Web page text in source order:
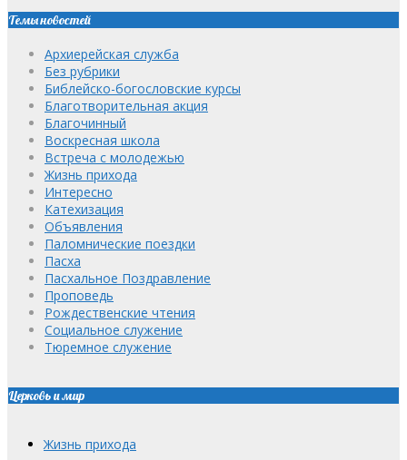
Темы новостей
Архиерейская служба
Без рубрики
Библейско-богословские курсы
Благотворительная акция
Благочинный
Воскресная школа
Встреча с молодежью
Жизнь прихода
Интересно
Катехизация
Объявления
Паломнические поездки
Пасха
Пасхальное Поздравление
Проповедь
Рождественские чтения
Социальное служение
Тюремное служение
Церковь и мир
Жизнь прихода